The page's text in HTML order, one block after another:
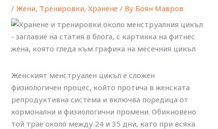
/ Жени, Тренировки,Хранене / By Боян Мавров
Женският менструален цикъл е сложен
физиологичен процес, който протича в женската
репродуктивна система и включва поредица от
хормонални и физиологични промени. Обикновено
той трае около между 24 и 35 дни, като при всяка